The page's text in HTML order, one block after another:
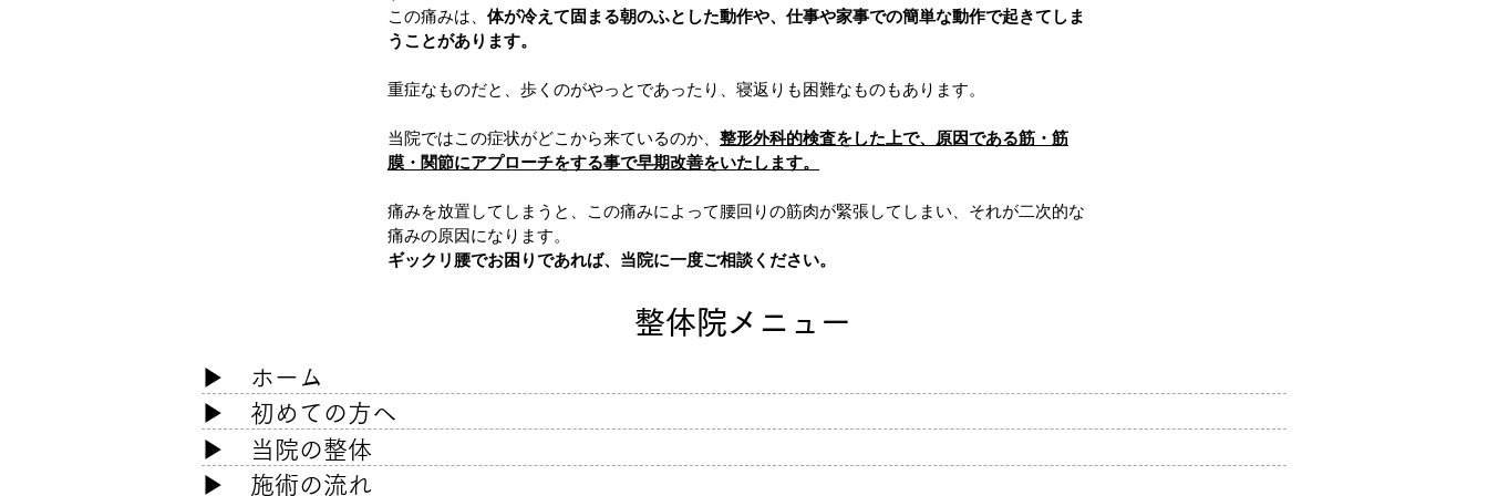
この痛みは、 体が冷えて固まる朝のふとした動作や、仕事や家事での簡単な動作で起きてしま
うことがあります。
重症なものだと、歩くのがやっとであったり、寝返りも困難なものもあります。
当院ではこの症状がどこから来ているのか、 整形外科的検査をした上で、原因である筋・筋
膜・関節にアプローチをする事で早期改善をいたします。
痛みを放置してしまうと、この痛みによって腰回りの筋肉が緊張してしまい、それが二次的な
痛みの原因になります。
ギックリ腰でお困りであれば、当院に一度ご相談ください。
整体院メニュー
​▶ ホーム
​▶ 初めての方へ
▶ 当院の整体
▶ 施術の流れ